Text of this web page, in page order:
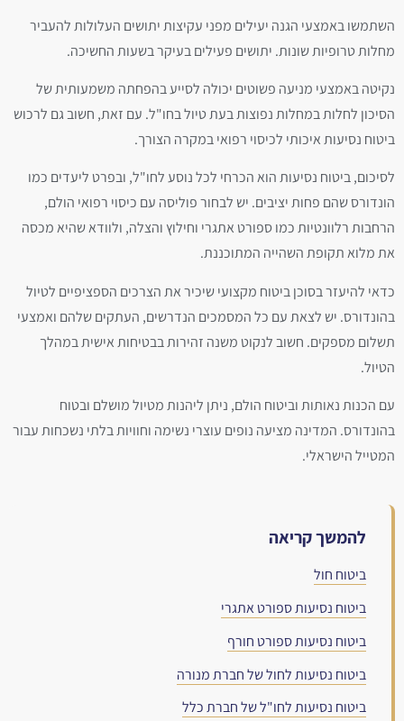
השתמשו באמצעי הגנה יעילים מפני עקיצות יתושים העלולות להעביר
מחלות טרופיות שונות. יתושים פעילים בעיקר בשעות החשיכה.
נקיטה באמצעי מניעה פשוטים יכולה לסייע בהפחתה משמעותית של
הסיכון לחלות במחלות נפוצות בעת טיול בחו"ל. עם זאת, חשוב גם לרכוש
ביטוח נסיעות איכותי לכיסוי רפואי במקרה הצורך.
לסיכום, ביטוח נסיעות הוא הכרחי לכל נוסע לחו"ל, ובפרט ליעדים כמו
הונדורס שהם פחות יציבים. יש לבחור פוליסה עם כיסוי רפואי הולם,
הרחבות רלוונטיות כמו ספורט אתגרי וחילוץ והצלה, ולוודא שהיא מכסה
את מלוא תקופת השהייה המתוכננת.
כדאי להיעזר בסוכן ביטוח מקצועי שיכיר את הצרכים הספציפיים לטיול
בהונדורס. יש לצאת עם כל המסמכים הנדרשים, העתקים שלהם ואמצעי
תשלום מספקים. חשוב לנקוט משנה זהירות בבטיחות אישית במהלך
הטיול.
עם הכנות נאותות וביטוח הולם, ניתן ליהנות מטיול מושלם ובטוח
בהונדורס. המדינה מציעה נופים עוצרי נשימה וחוויות בלתי נשכחות עבור
המטייל הישראלי.
להמשך קריאה
ביטוח חול
ביטוח נסיעות ספורט אתגרי
ביטוח נסיעות ספורט חורף
ביטוח נסיעות לחול של חברת מנורה
ביטוח נסיעות לחו"ל של חברת כלל